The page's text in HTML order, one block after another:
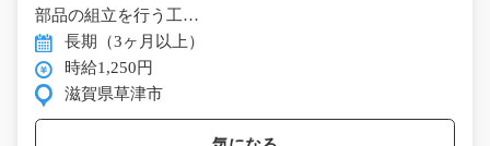
部品の組立を行う工…
長期（3ヶ月以上）
時給1,250円
滋賀県草津市